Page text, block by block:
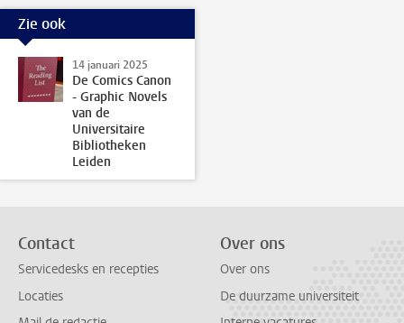
Zie ook
14 januari 2025
De Comics Canon
- Graphic Novels
van de
Universitaire
Bibliotheken
Leiden
Contact
Servicedesks en recepties
Locaties
Over ons
Over ons
De duurzame universiteit